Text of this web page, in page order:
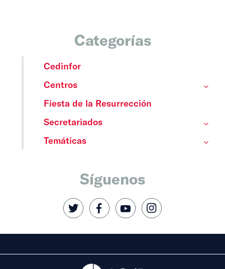
Categorías
Cedinfor
Centros
Fiesta de la Resurrección
Secretariados
Temáticas
Síguenos